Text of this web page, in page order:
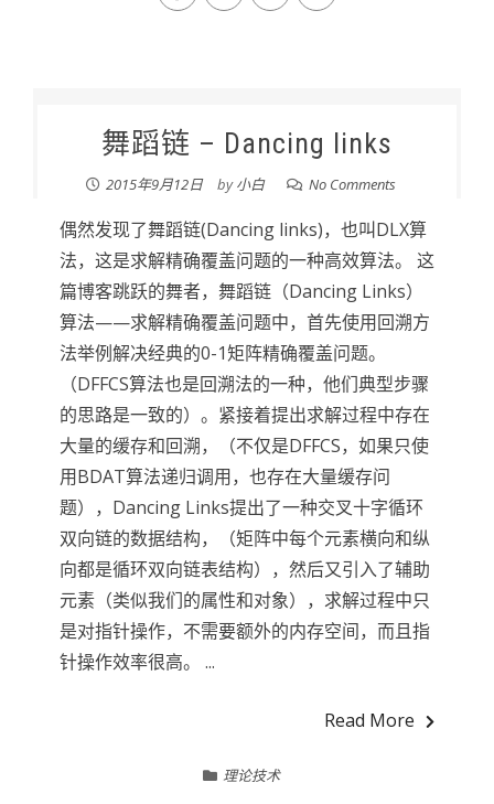
舞蹈链 – Dancing links
2015年9月12日 by小白 No Comments
偶然发现了舞蹈链(Dancing links)，也叫DLX算
法，这是求解精确覆盖问题的一种高效算法。 这
篇博客跳跃的舞者，舞蹈链（Dancing Links）
算法——求解精确覆盖问题中，首先使用回溯方
法举例解决经典的0-1矩阵精确覆盖问题。
（DFFCS算法也是回溯法的一种，他们典型步骤
的思路是一致的）。紧接着提出求解过程中存在
大量的缓存和回溯，（不仅是DFFCS，如果只使
用BDAT算法递归调用，也存在大量缓存问
题），Dancing Links提出了一种交叉十字循环
双向链的数据结构，（矩阵中每个元素横向和纵
向都是循环双向链表结构），然后又引入了辅助
元素（类似我们的属性和对象），求解过程中只
是对指针操作，不需要额外的内存空间，而且指
针操作效率很高。 ...
Read More
理论技术